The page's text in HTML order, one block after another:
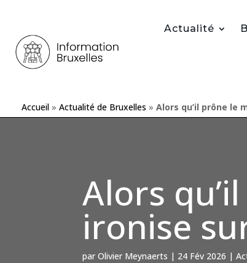
Actualité
Accueil » Actualité de Bruxelles » Alors qu’il prône le
Alors
ironise
parOlivier Meynaerts | 24 Fév 2026 |